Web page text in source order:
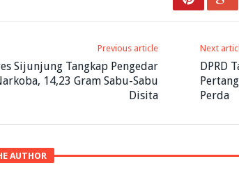
Previous article
Sijunjung Tangkap Pengedar
14,23 Gram Sabu-Sabu
Disita
Next
DPRD
Perda
AUTHOR